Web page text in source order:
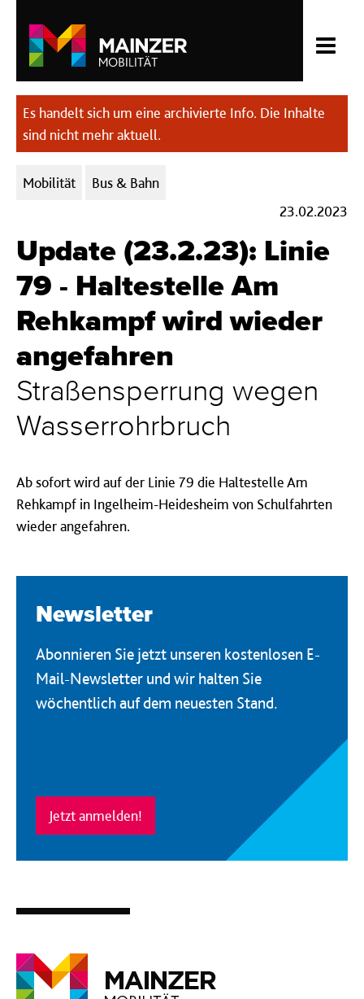
Es handelt sich um eine archivierte Info. Die Inhalte
sind nicht mehr aktuell.
Kategorien:
Mobilität
Bus & Bahn
23.02.2023
Update (23.2.23): Linie
79 - Haltestelle Am
Rehkampf wird wieder
angefahren
Straßensperrung wegen
Wasserrohrbruch
Ab sofort wird auf der Linie 79 die Haltestelle Am
Rehkampf in Ingelheim-Heidesheim von Schulfahrten
wieder angefahren.
Newsletter
Abonnieren Sie jetzt unseren kostenlosen E-
Mail-Newsletter und wir halten Sie
wöchentlich auf dem neuesten Stand.
Jetzt anmelden!